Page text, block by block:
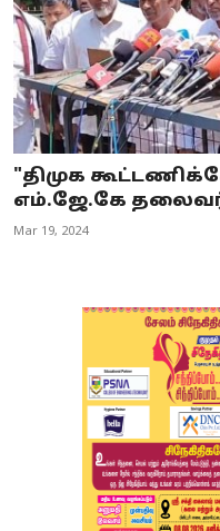
"திமுக
எம்.ஜே.கே
Mar 19, 2024